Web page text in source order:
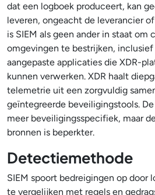
dat een logboek produceert, kan
leveren, ongeacht de leverancier
is SIEM als geen ander in staat om
omgevingen te bestrijken,
aangepaste applicaties die XDR-
kunnen verwerken. XDR haalt
telemetrie uit een zorgvuldig
geïntegreerde beveiligingstools.
meer beveiligingsspecifiek, maar
bronnen is beperkter.
Detectiemethode
SIEM spoort bedreigingen op door
te vergelijken met regels en